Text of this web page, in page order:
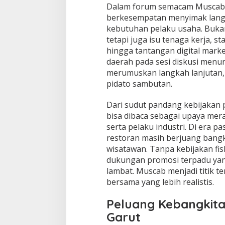
Dalam forum semacam
berkesempatan menyimak
kebutuhan pelaku usaha.
tetapi juga isu tenaga kerja,
hingga tantangan digital
daerah pada sesi diskusi
merumuskan langkah
pidato sambutan.
Dari sudut pandang kebijakan
bisa dibaca sebagai upaya
serta pelaku industri. Di era
restoran masih berjuang
wisatawan. Tanpa kebijakan
dukungan promosi terpadu
lambat. Muscab menjadi titik
bersama yang lebih realistis.
Peluang
Garut